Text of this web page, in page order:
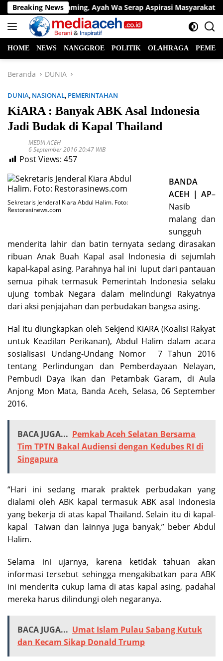
Langsung
ke
konten
Breaking News
Lewat Live Streaming, Ayah Wa Serap Aspirasi Masyarakat
HOME NEWS NANGGROE POLITIK OLAHRAGA
Beranda DUNIA
DUNIA, NASIONAL, PEMERINTAHAN
KiARA : Banyak ABK Asal Indonesia
Jadi Budak di Kapal Thailand
MEDIA ACEH
6 September 2016 20:47 WIB
Post Views: 457
Sekretaris Jenderal Kiara Abdul Halim. Foto:
Restorasinews.com
BANDA
ACEH | AP–
Nasib
malang dan
sungguh
menderita lahir dan batin ternyata sedang dirasakan
ribuan Anak Buah Kapal asal Indonesia di sejumlah
kapal-kapal asing. Parahnya hal ini luput dari pantauan
semua pihak termasuk Pemerintah Indonesia selaku
ujung tombak Negara dalam melindungi Rakyatnya
dari aksi penjajahan dan perbudakan bangsa asing.
Hal itu diungkapkan oleh Sekjend KiARA (Koalisi Rakyat
untuk Keadilan Perikanan), Abdul Halim dalam acara
sosialisasi Undang-Undang Nomor 7 Tahun 2016
tentang Perlindungan dan Pemberdayaan Nelayan,
Pembudi Daya Ikan dan Petambak Garam, di Aula
Anjong Mon Mata, Banda Aceh, Selasa, 06 September
2016.
BACA JUGA... Pemkab Aceh Selatan Bersama
Tim TPTN Bakal Audiensi dengan Kedubes RI di
Singapura
“Hari ini sedang marak praktek perbudakan yang
dialami oleh ABK kapal termasuk ABK asal Indonesia
yang bekerja di atas kapal Thailand. Selain itu di kapal-
kapal Taiwan dan lainnya juga banyak,” beber Abdul
Halim.
Selama ini ujarnya, karena ketidak tahuan akan
informasi tersebut sehingga mengakibatkan para ABK
ini menderita cukup lama di atas kapal asing, padahal
mereka harus dilindungi oleh negaranya.
BACA JUGA... Umat Islam Pulau Sabang Kutuk
dan Kecam Sikap Donald Trump